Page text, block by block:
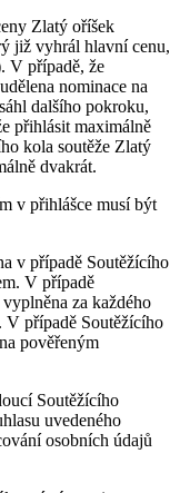
Zlatý oříšek
již vyhrál hlavní cenu,
V případě, že
nominace na
dalšího pokroku,
přihlásit maximálně
kola soutěže Zlatý
dvakrát.
v přihlášce musí být
v případě Soutěžícího
V případě
za každého
V případě Soutěžícího
pověřeným
Soutěžícího
uvedeného
osobních údajů